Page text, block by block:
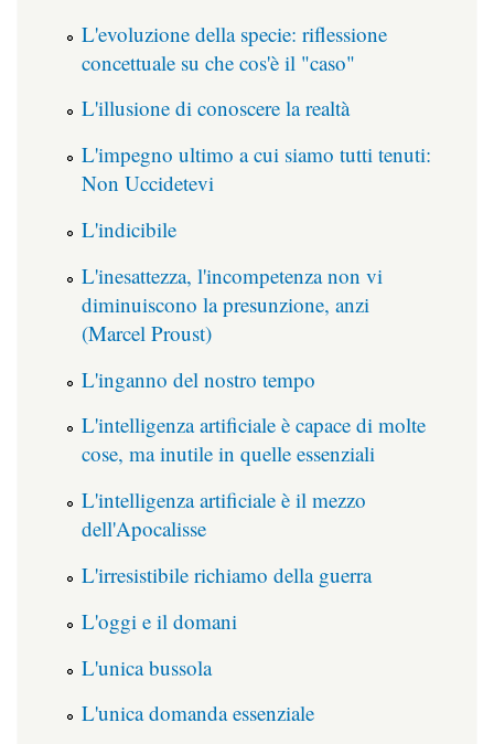
L'evoluzione della specie: riflessione
concettuale su che cos'è il "caso"
L'illusione di conoscere la realtà
L'impegno ultimo a cui siamo tutti tenuti:
Non Uccidetevi
L'indicibile
L'inesattezza, l'incompetenza non vi
diminuiscono la presunzione, anzi
(Marcel Proust)
L'inganno del nostro tempo
L'intelligenza artificiale è capace di molte
cose, ma inutile in quelle essenziali
L'intelligenza artificiale è il mezzo
dell'Apocalisse
L'irresistibile richiamo della guerra
L'oggi e il domani
L'unica bussola
L'unica domanda essenziale